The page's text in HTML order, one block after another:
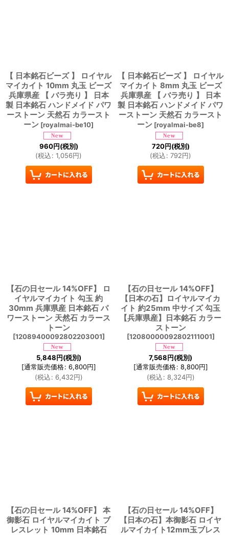
【 日本銘石ビーズ 】 ロイヤル
マイカイト 10mm 丸玉 ビーズ
兵庫県産 【 バラ売り 】 日本
製 日本銘石 ハンドメイド パワ
ーストーン 天然石 カラースト
ーン [royalmai-be10]
960円(税別)
(税込: 1,056円)
【 日本銘石ビーズ 】 ロイヤル
マイカイト 8mm 丸玉 ビーズ
兵庫県産 【 バラ売り 】 日本
製 日本銘石 ハンドメイド パワ
ーストーン 天然石 カラースト
ーン [royalmai-be8]
720円(税別)
(税込: 792円)
【石の日セール 14%OFF】 ロ
イヤルマイカイト 勾玉 約
30mm 兵庫県産 日本銘石 パ
ワーストーン 天然石 カラース
トーン
[12089400092802203001]
5,848円(税別)
[通常販売価格: 6,800円]
(税込: 6,432円)
【石の日セール 14%OFF】
【日本の石】ロイヤルマイカ
イト 約25mm 中サイズ 勾玉
【兵庫県産】日本銘石 カラー
ストーン
[12080000092802111001]
7,568円(税別)
[通常販売価格: 8,800円]
(税込: 8,324円)
【石の日セール 14%OFF】 本
御影石 ロイヤルマイカイト ブ
レスレット 10mm 日本銘石
【石の日セール 14%OFF】
【日本の石】本御影石 ロイヤ
ルマイカイト12mm玉ブレス